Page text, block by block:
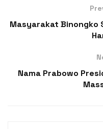
Masyarakat Binongko
Nama Prabowo